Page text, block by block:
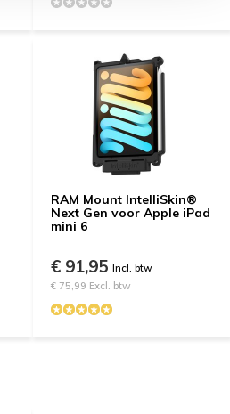
RAM Mount IntelliSkin®
Next Gen voor Apple iPad
mini 6
€ 91,95 Incl. btw
€ 75,99 Excl. btw